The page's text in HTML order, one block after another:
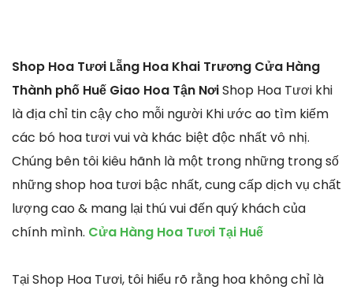
Shop Hoa Tươi Lẵng Hoa Khai Trương Cửa Hàng
Thành phố Huế Giao Hoa Tận NơiShop Hoa Tươi khi
là địa chỉ tin cậy cho mỗi người Khi ước ao tìm kiếm
các bó hoa tươi vui và khác biệt độc nhất vô nhị.
Chúng bên tôi kiêu hãnh là một trong những trong số
những shop hoa tươi bậc nhất, cung cấp dịch vụ chất
lượng cao & mang lại thú vui đến quý khách của
chính mình. Cửa Hàng Hoa Tươi Tại Huế
Tại Shop Hoa Tươi, tôi hiểu rõ rằng hoa không chỉ là